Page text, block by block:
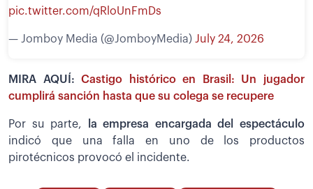
pic.twitter.com/qRloUnFmDs
— Jomboy Media (@JomboyMedia) July 24, 2026
MIRA AQUÍ:Castigo histórico en Brasil: Un jugador
cumplirá sanción hasta que su colega se recupere
Por su parte,
la empresa encargada del espectáculo
indicó que una falla en uno de los productos
pirotécnicos provocó el incidente.